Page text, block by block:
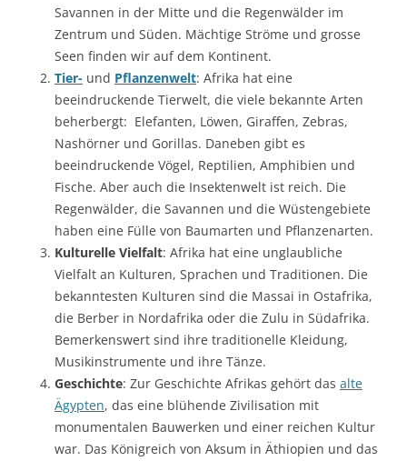
Savannen in der Mitte und die Regenwälder im
Zentrum und Süden. Mächtige Ströme und grosse
Seen finden wir auf dem Kontinent.
Tier- und Pflanzenwelt: Afrika hat eine
beeindruckende Tierwelt, die viele bekannte Arten
beherbergt: Elefanten, Löwen, Giraffen, Zebras,
Nashörner und Gorillas. Daneben gibt es
beeindruckende Vögel, Reptilien, Amphibien und
Fische. Aber auch die Insektenwelt ist reich. Die
Regenwälder, die Savannen und die Wüstengebiete
haben eine Fülle von Baumarten und Pflanzenarten.
Kulturelle Vielfalt: Afrika hat eine unglaubliche
Vielfalt an Kulturen, Sprachen und Traditionen. Die
bekanntesten Kulturen sind die Massai in Ostafrika,
die Berber in Nordafrika oder die Zulu in Südafrika.
Bemerkenswert sind ihre traditionelle Kleidung,
Musikinstrumente und ihre Tänze.
Geschichte: Zur Geschichte Afrikas gehört das alte
Ägypten, das eine blühende Zivilisation mit
monumentalen Bauwerken und einer reichen Kultur
war. Das Königreich von Aksum in Äthiopien und das